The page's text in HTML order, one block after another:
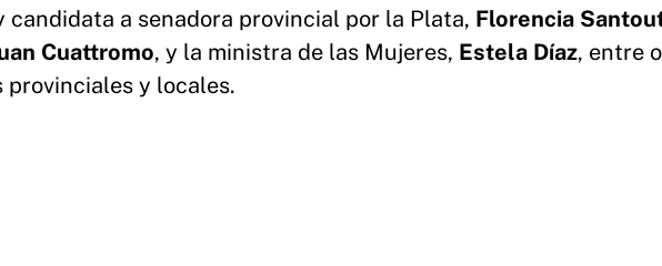
candidata a senadora provincial por la Plata, Florencia
Cuattromo, y la ministra de las Mujeres, Estela Díaz, entre
y locales.